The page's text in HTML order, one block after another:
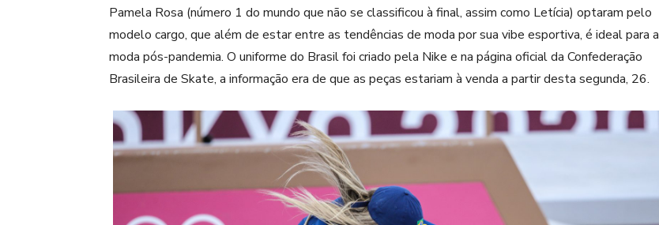
Pamela Rosa (número 1 do mundo que não se classificou à final, assim como Letícia) optaram pelo
modelo cargo, que além de estar entre as tendências de moda por sua vibe esportiva, é ideal para a
moda pós-pandemia. O uniforme do Brasil foi criado pela Nike e na página oficial da Confederação
Brasileira de Skate, a informação era de que as peças estariam à venda a partir desta segunda, 26.